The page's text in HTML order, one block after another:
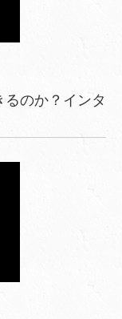
のか？インタ